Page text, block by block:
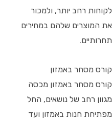
לקוחות רחב יותר, ולמכור
את המוצרים שלהם במחירים
תחרותיים.
קורס מסחר באמזון
קורס מסחר באמזון מכסה
מגוון רחב של נושאים, החל
מפתיחת חנות באמזון ועד